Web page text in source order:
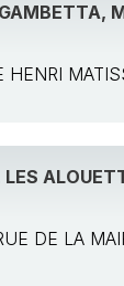
HENRI
LES
DE LA